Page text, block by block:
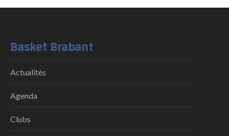
Basket Brabant
Actualités
Agenda
Clubs